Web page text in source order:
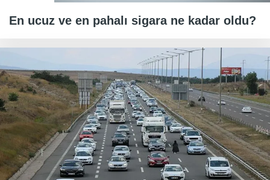
En ucuz ve en pahalı sigara ne kadar oldu?